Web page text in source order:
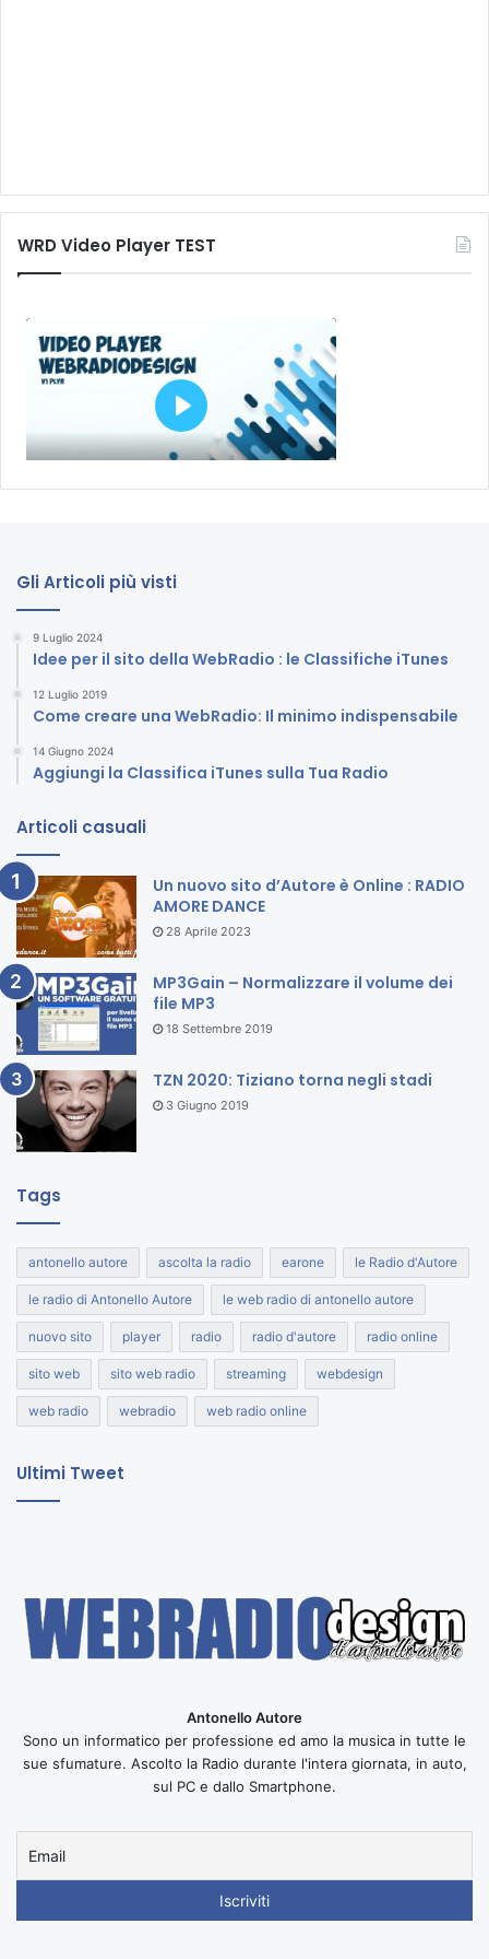
WRD Video Player TEST
Gli Articoli più visti
9 Luglio 2024
Idee per il sito della WebRadio : le Classifiche iTunes
12 Luglio 2019
Come creare una WebRadio: Il minimo indispensabile
14 Giugno 2024
Aggiungi la Classifica iTunes sulla Tua Radio
Articoli casuali
Un nuovo sito d’Autore è Online : RADIO
AMORE DANCE
28 Aprile 2023
MP3Gain – Normalizzare il volume dei
file MP3
18 Settembre 2019
TZN 2020: Tiziano torna negli stadi
3 Giugno 2019
Tags
antonello autore ascolta la radio earone le Radio d'Autore
le radio di Antonello Autore le web radio di antonello autore
nuovo sito player radio radio d'autore radio online
sito web sito web radio streaming webdesign
web radio webradio web radio online
Ultimi Tweet
Antonello Autore
Sono un informatico per professione ed amo la musica in tutte le
sue sfumature. Ascolto la Radio durante l'intera giornata, in auto,
sul PC e dallo Smartphone.